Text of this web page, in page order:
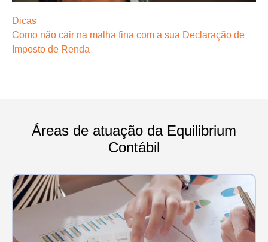
Dicas
Como não cair na malha fina com a sua Declaração de
Imposto de Renda
Áreas de atuação da Equilibrium
Contábil